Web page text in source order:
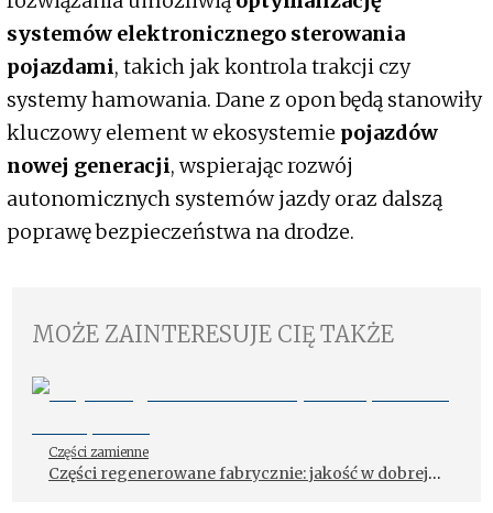
systemów elektronicznego sterowania
pojazdami, takich jak kontrola trakcji czy
systemy hamowania. Dane z opon będą stanowiły
kluczowy element w ekosystemie pojazdów
nowej generacji, wspierając rozwój
autonomicznych systemów jazdy oraz dalszą
poprawę bezpieczeństwa na drodze.
MOŻE ZAINTERESUJE CIĘ TAKŻE
Części zamienne
Części regenerowane fabrycznie: jakość w dobrej